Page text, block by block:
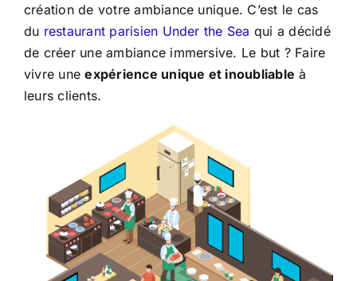
création de votre ambiance unique. C’est le cas
du restaurant parisien Under the Sea qui a décidé
de créer une ambiance immersive. Le but ? Faire
vivre uneexpérience unique et inoubliable à
leurs clients.